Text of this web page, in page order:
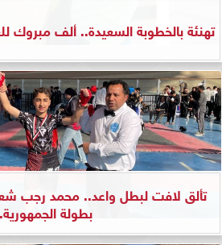
تهنئة بالخطوبة السعيدة.. ألف مبروك
تألق لافت لبطل واعد.. محمد رجب
بطولة